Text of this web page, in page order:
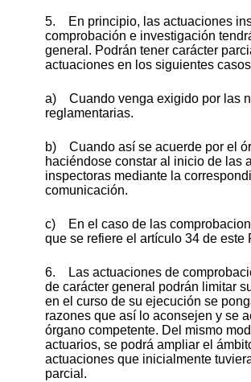
5. En principio, las actuaciones
comprobación e investigación
general. Podrán tener carácter
actuaciones en los siguientes
a) Cuando venga exigido por las
reglamentarias.
b) Cuando así se acuerde por el
haciéndose constar al inicio de las
inspectoras mediante la
comunicación.
c) En el caso de las
que se refiere el artículo 34 de este
6. Las actuaciones de
de carácter general podrán limitar
en el curso de su ejecución se
razones que así lo aconsejen y se
órgano competente. Del mismo
actuarios, se podrá ampliar el
actuaciones que inicialmente
parcial.